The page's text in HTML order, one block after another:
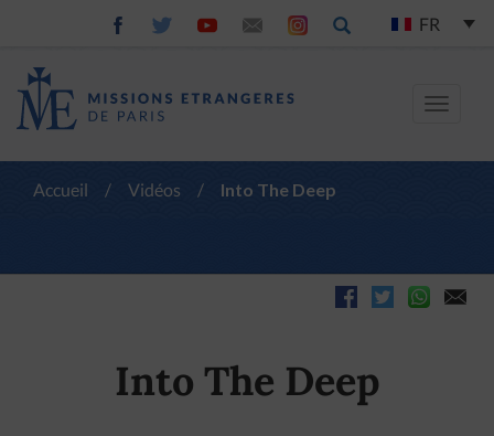
FR
Toggle
Accueil / Vidéos / Into The Deep
Into The Deep